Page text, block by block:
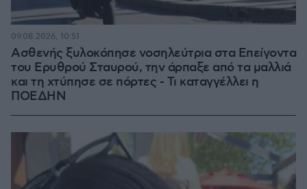
Ασθενής ξυλοκόπησε νοσηλεύτρια στα Επείγοντα
του Ερυθρού Σταυρού, την άρπαξε από τα μαλλιά
και τη χτύπησε σε πόρτες - Τι καταγγέλλει η
ΠΟΕΔΗΝ
09.08.2026, 10:51